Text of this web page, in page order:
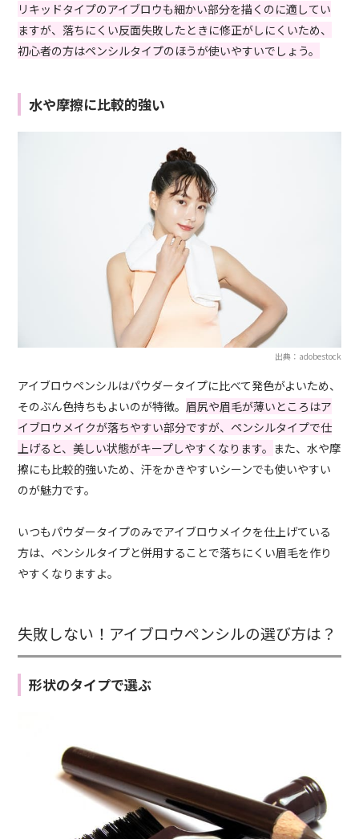
リキッドタイプのアイブロウも細かい部分を描くのに適してい
ますが、落ちにくい反面失敗したときに修正がしにくいため、
初心者の方はペンシルタイプのほうが使いやすいでしょう。
水や摩擦に比較的強い
出典：adobestock
アイブロウペンシルはパウダータイプに比べて発色がよいため、
そのぶん色持ちもよいのが特徴。眉尻や眉毛が薄いところはア
イブロウメイクが落ちやすい部分ですが、ペンシルタイプで仕
上げると、美しい状態がキープしやすくなります。 また、水や摩
擦にも比較的強いため、汗をかきやすいシーンでも使いやすい
のが魅力です。
いつもパウダータイプのみでアイブロウメイクを仕上げている
方は、ペンシルタイプと併用することで落ちにくい眉毛を作り
やすくなりますよ。
失敗しない！アイブロウペンシルの選び方は？
形状のタイプで選ぶ